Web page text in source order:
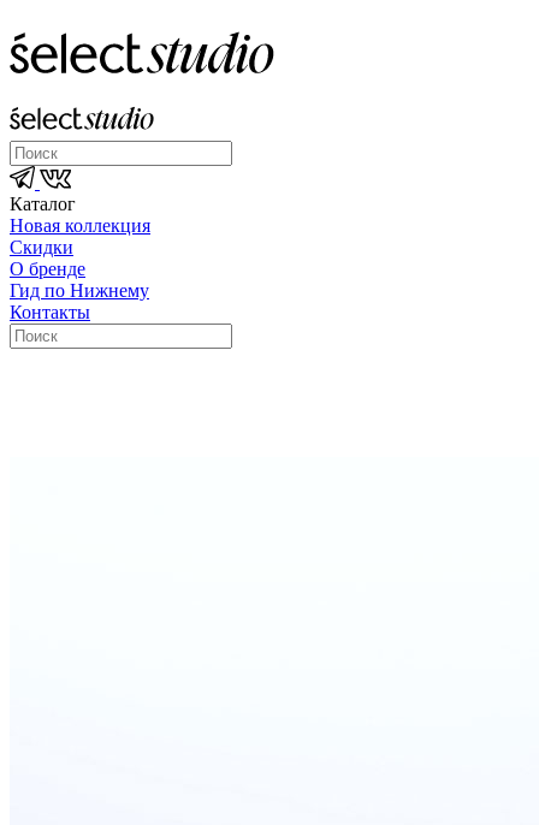
Каталог
Новая коллекция
Скидки
О бренде
Гид по Нижнему
Контакты